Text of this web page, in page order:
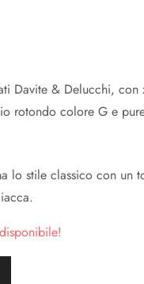
Davite & Delucchi, con
rotondo colore G e
lo stile classico con un